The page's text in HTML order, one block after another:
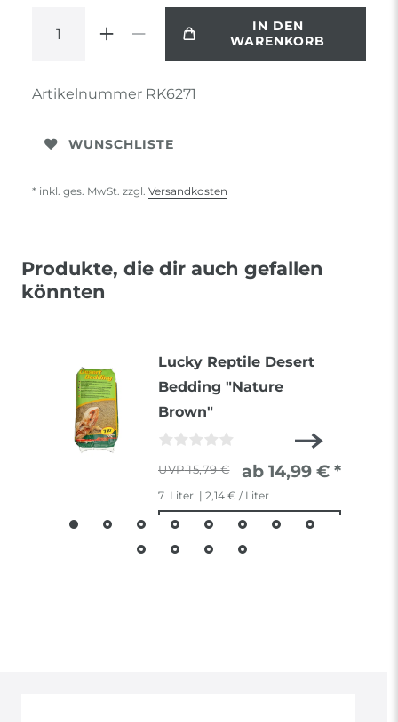
IN DEN
WARENKORB
Artikelnummer RK6271
WUNSCHLISTE
* inkl. ges. MwSt. zzgl. Versandkosten
Produkte, die dir auch gefallen
könnten
Lucky Reptile Desert
Bedding "Nature
Brown"
15,79 € ab 14,99 € *
7 Liter | 2,14 € / Liter